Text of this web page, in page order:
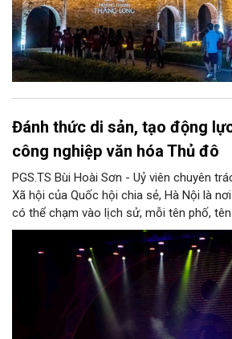
Đánh thức di sản, tạo động
công nghiệp văn hóa Thủ đô
PGS.TS Bùi Hoài Sơn - Uỷ viên chuyên
Xã hội của Quốc hội chia sẻ, Hà Nội là
có thể chạm vào lịch sử, mỗi tên phố,
hồ, nếp nhà, câu hát, món ăn, làn điệu,
thể kể một câu chuyện về chiều sâu văn
Nhưng trong kỷ nguyên mới, câu hỏi đặt
bao nhiêu di sản, bao nhiêu văn nghệ sĩ,
ức, mà là làm thế nào để những giá trị ấy
phát triển, thành sức mạnh mềm, thành